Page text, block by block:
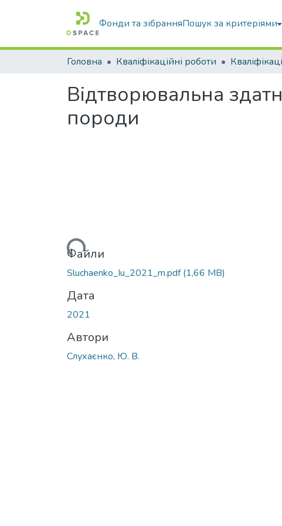
Фонди та зібранняПошук за критеріями
Головна Кваліфікаційні роботи
Відтворювальна
породи
Вантажиться...Файли
Sluchaenko_Iu_2021_m.pdf(1,66 MB)
Дата
2021
Автори
Слухаєнко, Ю. В.